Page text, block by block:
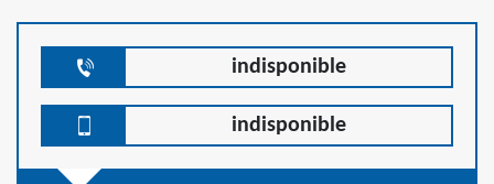
indisponible
indisponible